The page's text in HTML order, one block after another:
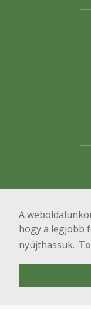
A
hogy a legjobb
nyújthassuk.